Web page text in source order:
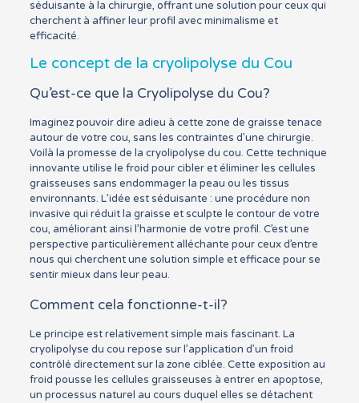
séduisante à la chirurgie, offrant une solution pour ceux qui
cherchent à affiner leur profil avec minimalisme et
efficacité.
Le concept de la cryolipolyse du Cou
Qu’est-ce que la Cryolipolyse du Cou?
Imaginez pouvoir dire adieu à cette zone de graisse tenace
autour de votre cou, sans les contraintes d’une chirurgie.
Voilà la promesse de la cryolipolyse du cou. Cette technique
innovante utilise le froid pour cibler et éliminer les cellules
graisseuses sans endommager la peau ou les tissus
environnants. L’idée est séduisante : une procédure non
invasive qui réduit la graisse et sculpte le contour de votre
cou, améliorant ainsi l’harmonie de votre profil. C’est une
perspective particulièrement alléchante pour ceux d’entre
nous qui cherchent une solution simple et efficace pour se
sentir mieux dans leur peau.
Comment cela fonctionne-t-il?
Le principe est relativement simple mais fascinant. La
cryolipolyse du cou repose sur l’application d’un froid
contrôlé directement sur la zone ciblée. Cette exposition au
froid pousse les cellules graisseuses à entrer en apoptose,
un processus naturel au cours duquel elles se détachent